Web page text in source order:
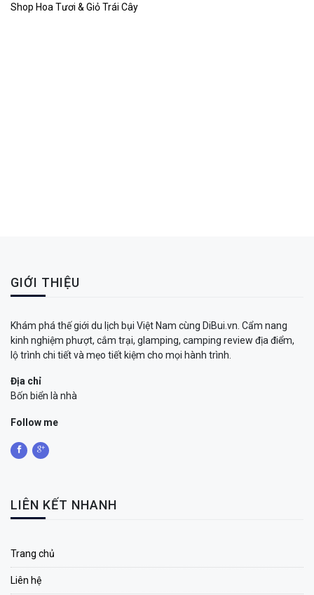
Shop Hoa Tươi & Giỏ Trái Cây
GIỚI THIỆU
Khám phá thế giới du lịch bụi Việt Nam cùng DiBui.vn. Cẩm nang
kinh nghiệm phượt, cắm trại, glamping, camping review địa điểm,
lộ trình chi tiết và mẹo tiết kiệm cho mọi hành trình.
Địa chỉ
Bốn biển là nhà
Follow me
LIÊN KẾT NHANH
Trang chủ
Liên hệ